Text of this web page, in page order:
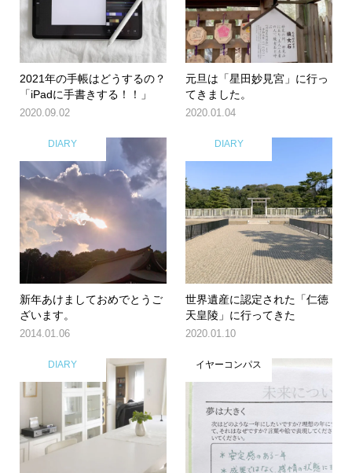
2021年の手帳はどうするの？
「iPadに手書きする！！」
2020.09.02
元旦は「星田妙見宮」に行っ
てきました。
2020.01.04
DIARY
新年あけましておめでとうご
ざいます。
2014.01.06
DIARY
世界遺産に認定された「仁徳
天皇陵」に行ってきた
2020.01.10
DIARY イヤーコンパス